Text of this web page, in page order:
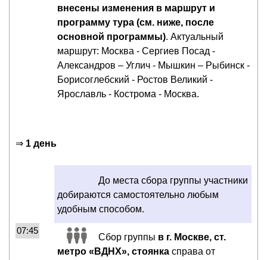
внесены изменения в маршрут и
программу тура (см. ниже, после
основной программы). Актуальный
маршрут: Москва - Сергиев Посад -
Александров – Углич - Мышкин – Рыбинск -
Борисоглебский - Ростов Великий -
Ярославль - Кострома - Москва.
⇒ 1 день
До места сбора группы участники
добираются самостоятельно любым
удобным способом.
07:45
Сбор группы в г. Москве, ст.
метро «ВДНХ», стоянка справа от